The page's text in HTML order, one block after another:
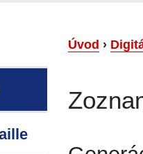
Úvod ›